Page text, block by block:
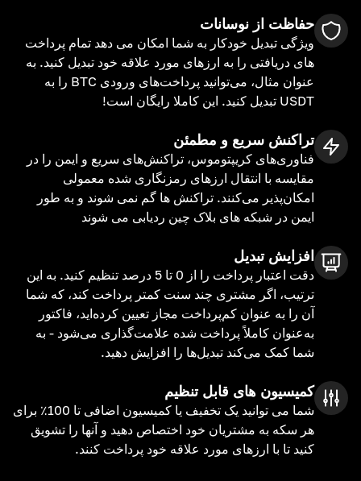
حفاظت از نوسانات
ویژگی تبدیل خودکار به شما امکان می دهد تمام پرداخت
های دریافتی را به ارزهای مورد علاقه خود تبدیل کنید. به
عنوان مثال، می‌توانید پرداخت‌های ورودی BTC را به
USDT تبدیل کنید. این کاملا رایگان است!
تراکنش سریع و مطمئن
فناوری‌های کریپتوموس، تراکنش‌های سریع و ایمن را در
مقایسه با انتقال ارزهای رمزنگاری شده معمولی
امکان‌پذیر می‌کنند. تراکنش ها گم نمی شوند و به طور
ایمن در شبکه های بلاک چین ردیابی می شوند
افزایش تبدیل
دقت اعتبار پرداخت را از 0 تا 5 درصد تنظیم کنید. به این
ترتیب، اگر مشتری چند سنت کمتر پرداخت کند، که شما
آن را به عنوان کم‌پرداخت مجاز تعیین کرده‌اید، فاکتور
به‌عنوان کاملاً پرداخت شده علامت‌گذاری می‌شود - به
شما کمک می‌کند تبدیل‌ها را افزایش دهید.
کمیسیون های قابل تنظیم
شما می توانید یک تخفیف یا کمیسیون اضافی تا 100٪ برای
هر سکه به مشتریان خود اختصاص دهید و آنها را تشویق
کنید تا با ارزهای مورد علاقه خود پرداخت کنند.